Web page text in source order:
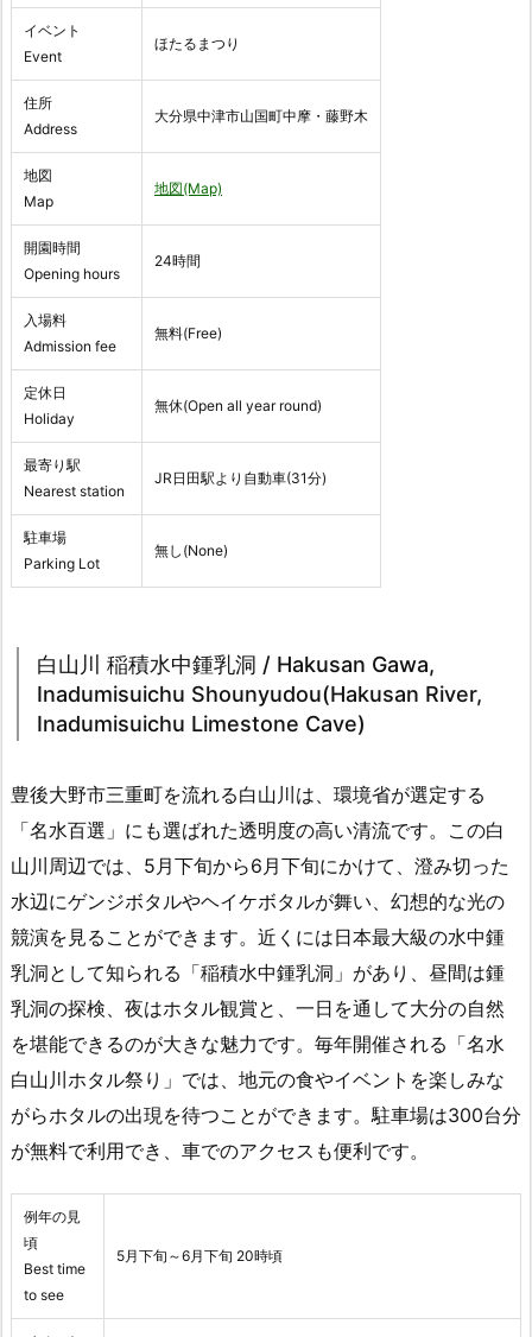
イベント
Event
ほたるまつり
住所
Address
大分県中津市山国町中摩・藤野木
地図
Map
地図(Map)
開園時間
Opening hours
24時間
入場料
Admission fee
無料(Free)
定休日
Holiday
無休(Open all year round)
最寄り駅
Nearest station
JR日田駅より自動車(31分)
駐車場
Parking Lot
無し(None)
白山川 稲積水中鍾乳洞 / Hakusan Gawa,
Inadumisuichu Shounyudou(Hakusan River,
Inadumisuichu Limestone Cave)
豊後大野市三重町を流れる白山川は、環境省が選定する
「名水百選」にも選ばれた透明度の高い清流です。この白
山川周辺では、5月下旬から6月下旬にかけて、澄み切った
水辺にゲンジボタルやヘイケボタルが舞い、幻想的な光の
競演を見ることができます。近くには日本最大級の水中鍾
乳洞として知られる「稲積水中鍾乳洞」があり、昼間は鍾
乳洞の探検、夜はホタル観賞と、一日を通して大分の自然
を堪能できるのが大きな魅力です。毎年開催される「名水
白山川ホタル祭り」では、地元の食やイベントを楽しみな
がらホタルの出現を待つことができます。駐車場は300台分
が無料で利用でき、車でのアクセスも便利です。
例年の見
頃
Best time
to see
5月下旬～6月下旬 20時頃